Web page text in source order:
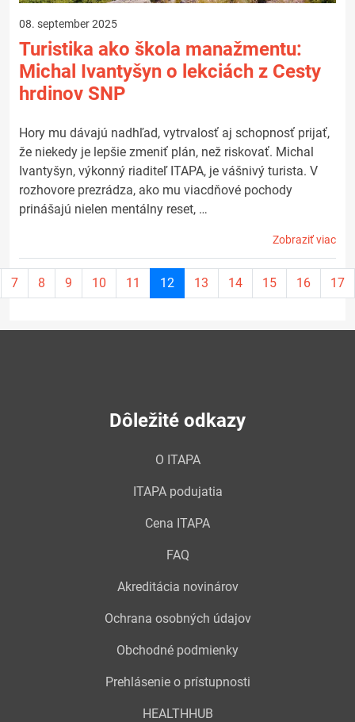
08. september 2025
Turistika ako škola manažmentu:
Michal Ivantyšyn o lekciách z Cesty
hrdinov SNP
Hory mu dávajú nadhľad, vytrvalosť aj schopnosť prijať,
že niekedy je lepšie zmeniť plán, než riskovať. Michal
Ivantyšyn, výkonný riaditeľ ITAPA, je vášnivý turista. V
rozhovore prezrádza, ako mu viacdňové pochody
prinášajú nielen mentálny reset, …
Zobraziť viac
7 8 9 10 11 12Aktuálna
stránka
13 14 15 16 17
Dôležité odkazy
O ITAPA
ITAPA podujatia
Cena ITAPA
FAQ
Akreditácia novinárov
Ochrana osobných údajov
Obchodné podmienky
Prehlásenie o prístupnosti
HEALTHHUB